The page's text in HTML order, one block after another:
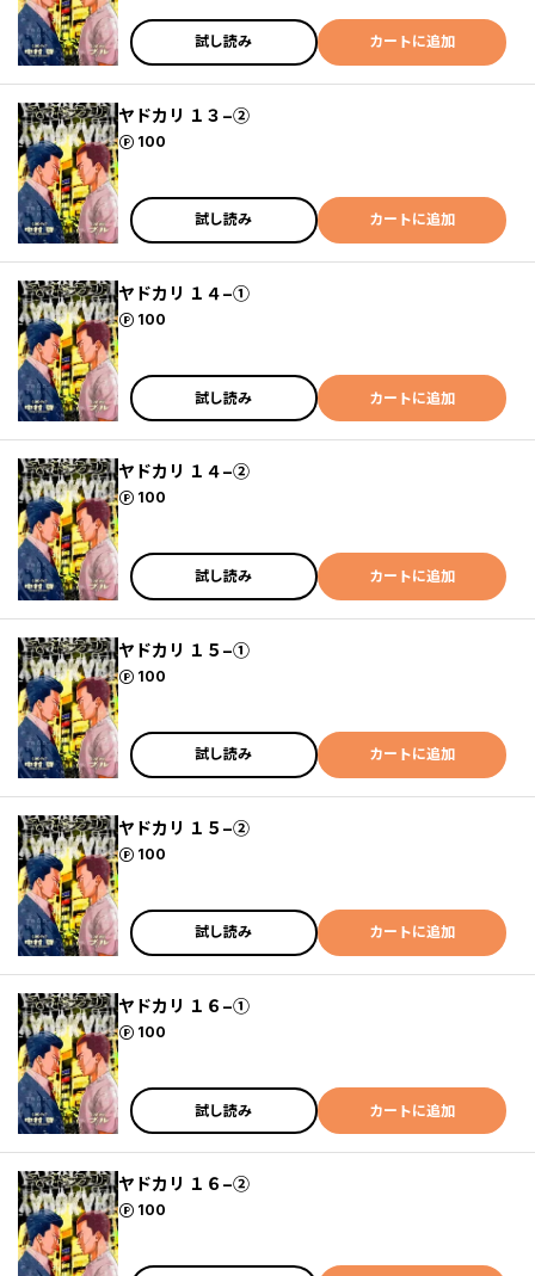
試し読み カートに追加
ヤドカリ １３−②
100
ポイント
試し読み カートに追加
ヤドカリ １４−①
100
ポイント
試し読み カートに追加
ヤドカリ １４−②
100
ポイント
試し読み カートに追加
ヤドカリ １５−①
100
ポイント
試し読み カートに追加
ヤドカリ １５−②
100
ポイント
試し読み カートに追加
ヤドカリ １６−①
100
ポイント
試し読み カートに追加
ヤドカリ １６−②
100
ポイント